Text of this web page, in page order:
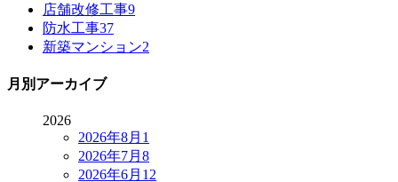
店舗改修工事9
防水工事37
新築マンション2
月別アーカイブ
2026
2026年8月 1
2026年7月 8
2026年6月 12